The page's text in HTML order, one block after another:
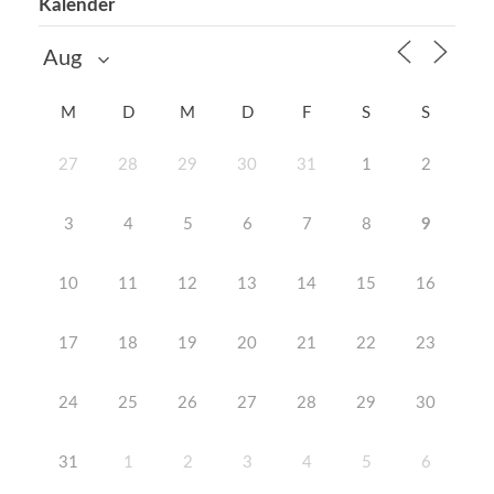
Kalender
M D M D F S S
27 28 29 30 31 1 2
3 4 5 6 7 8 9
10 11 12 13 14 15 16
17 18 19 20 21 22 23
24 25 26 27 28 29 30
31 1 2 3 4 5 6